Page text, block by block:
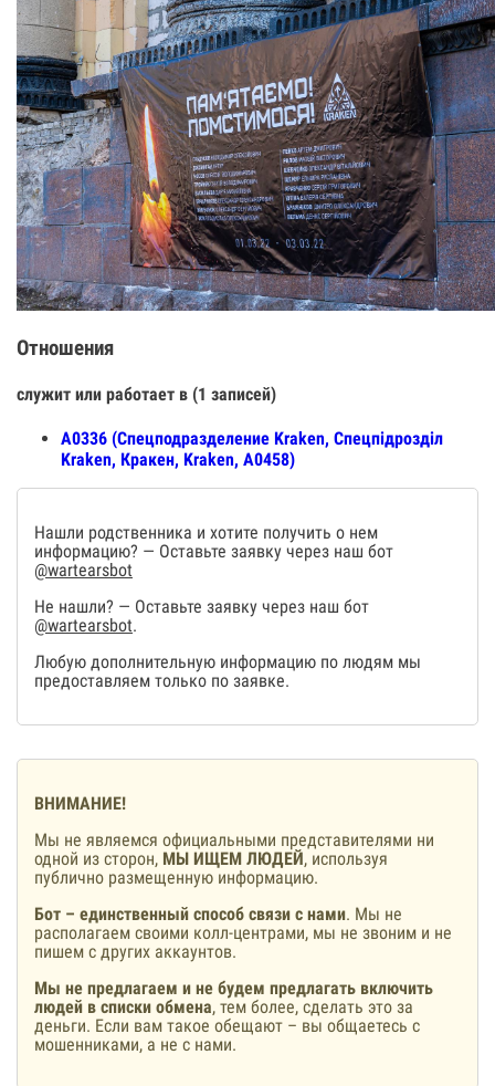
Отношения
служит или работает в (1 записей)
А0336 (Спецподразделение Kraken, Спецпiдроздiл
Kraken, Кракен, Kraken, А0458)
Нашли родственника и хотите получить о нем
информацию? — Оставьте заявку через наш бот
@wartearsbot
Не нашли? — Оставьте заявку через наш бот
@wartearsbot.
Любую дополнительную информацию по людям мы
предоставляем только по заявке.
ВНИМАНИЕ!
Мы не являемся официальными представителями ни
одной из сторон, МЫ ИЩЕМ ЛЮДЕЙ, используя
публично размещенную информацию.
Бот – единственный способ связи с нами. Мы не
располагаем своими колл-центрами, мы не звоним и не
пишем с других аккаунтов.
Мы не предлагаем и не будем предлагать включить
людей в списки обмена, тем более, сделать это за
деньги. Если вам такое обещают – вы общаетесь с
мошенниками, а не с нами.